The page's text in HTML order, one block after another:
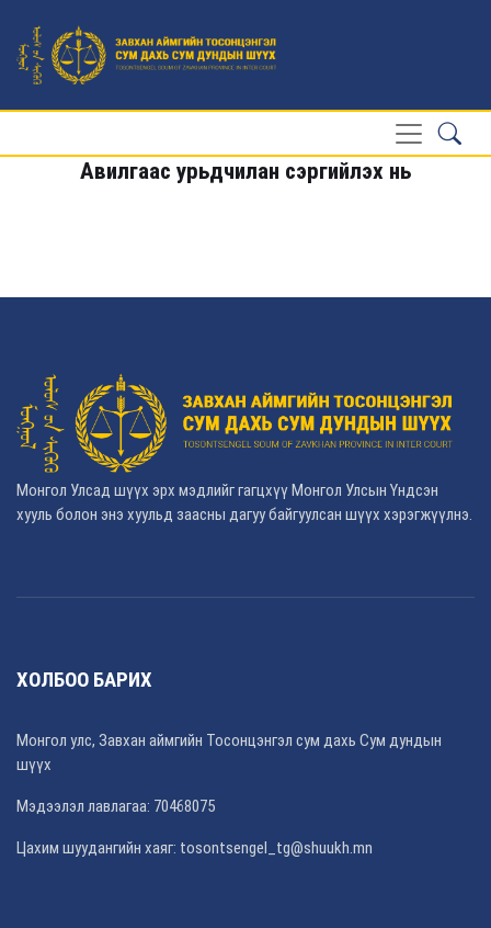
Авилгаас урьдчилан сэргийлэх нь
Монгол Улсад шүүх эрх мэдлийг гагцхүү Монгол Улсын Үндсэн
хууль болон энэ хуульд заасны дагуу байгуулсан шүүх хэрэгжүүлнэ.
ХОЛБОО БАРИХ
Монгол улс, Завхан аймгийн Тосонцэнгэл сум дахь Сум дундын
шүүх
Мэдээлэл лавлагаа: 70468075
Цахим шуудангийн хаяг: tosontsengel_tg@shuukh.mn